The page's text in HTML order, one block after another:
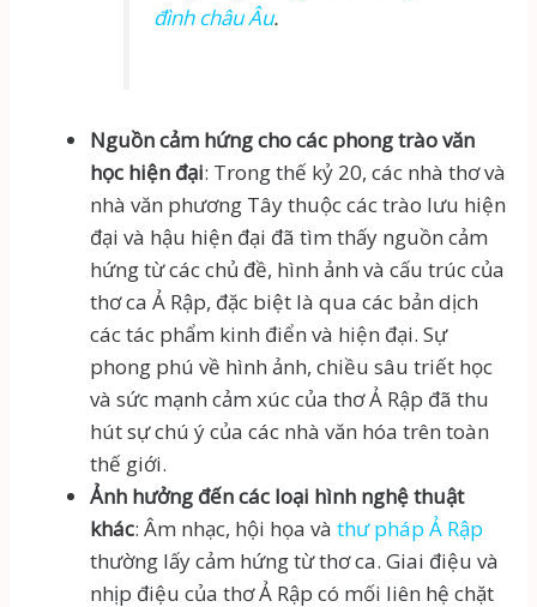
đình châu Âu.
Nguồn cảm hứng cho các phong trào văn
học hiện đại: Trong thế kỷ 20, các nhà thơ và
nhà văn phương Tây thuộc các trào lưu hiện
đại và hậu hiện đại đã tìm thấy nguồn cảm
hứng từ các chủ đề, hình ảnh và cấu trúc của
thơ ca Ả Rập, đặc biệt là qua các bản dịch
các tác phẩm kinh điển và hiện đại. Sự
phong phú về hình ảnh, chiều sâu triết học
và sức mạnh cảm xúc của thơ Ả Rập đã thu
hút sự chú ý của các nhà văn hóa trên toàn
thế giới.
Ảnh hưởng đến các loại hình nghệ thuật
khác: Âm nhạc, hội họa và thư pháp Ả Rập
thường lấy cảm hứng từ thơ ca. Giai điệu và
nhịp điệu của thơ Ả Rập có mối liên hệ chặt